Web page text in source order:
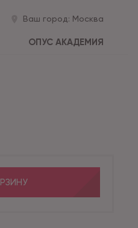
Ваш город: Москва
ОПУС АКАДЕМИЯ